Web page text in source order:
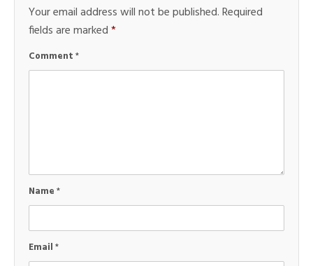
Your email address will not be published.Required
fields are marked*
Comment*
Name*
Email*